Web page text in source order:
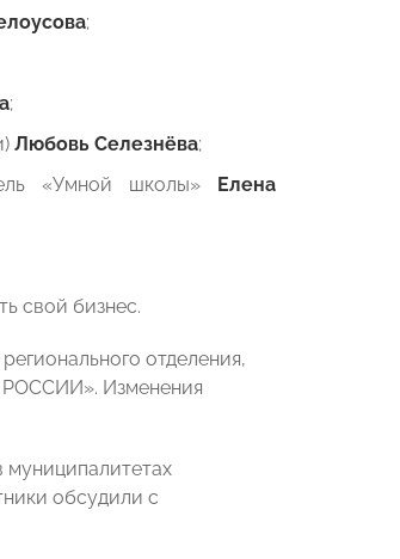
;
;
Любовь Селезнёва;
«Умной школы» Елена
свой бизнес.
отделения,
РОССИИ». Изменения
обсудили с